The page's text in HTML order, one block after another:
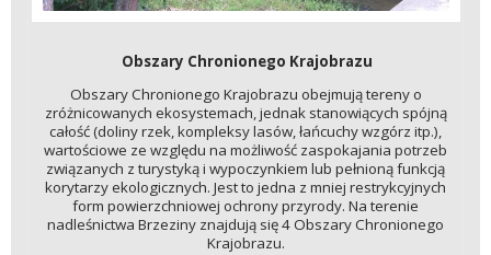
Obszary Chronionego Krajobrazu
Obszary Chronionego Krajobrazu obejmują tereny o
zróżnicowanych ekosystemach, jednak stanowiących spójną
całość (doliny rzek, kompleksy lasów, łańcuchy wzgórz itp.),
wartościowe ze względu na możliwość zaspokajania potrzeb
związanych z turystyką i wypoczynkiem lub pełnioną funkcją
korytarzy ekologicznych. Jest to jedna z mniej restrykcyjnych
form powierzchniowej ochrony przyrody. Na terenie
nadleśnictwa Brzeziny znajdują się 4 Obszary Chronionego
Krajobrazu.